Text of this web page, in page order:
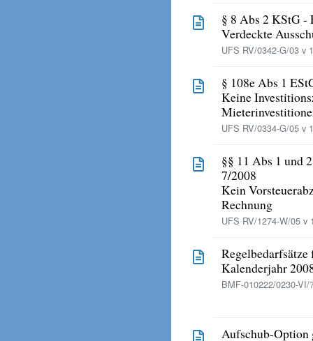
§ 8 Abs 2 KStG -
Verdeckte
UFS RV/0342-G/03 v
§ 108e Abs 1
Keine
UFS RV/0334-G/05 v
§§ 11 Abs 1 und
7/2008
Kein
Rechnung
UFS RV/1274-W/05 v
Kalenderjahr
BMF-010222/0230-
Aufschub-Option